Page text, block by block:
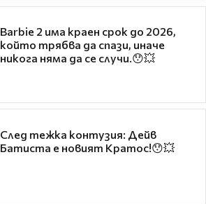
Barbie 2 има краен срок до 2026,
който трябва да спази, иначе
никога няма да се случи.😯💥
След тежка контузия: Дейв
Батиста е новият Кратос!😯💥